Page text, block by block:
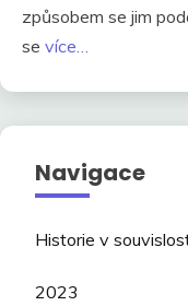
způsobem se jim
se více…
Navigace
Historie v
2023